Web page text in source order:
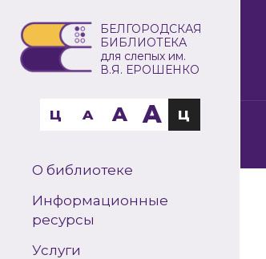
БЕЛГОРОДСКАЯ
БИБЛИОТЕКА
для слепых им.
В.Я. ЕРОШЕНКО
Ц A A A Ц
О библиотеке
Информационные
ресурсы
Услуги